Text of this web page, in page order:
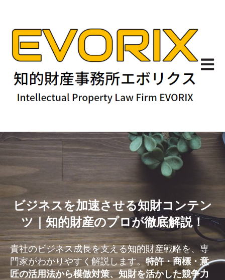
メイ
ビジネスを加速させる知財コンテン
ツ｜知的財産のプロが徹底解説！
貴社のビジネス成長を支える知的財産戦略を、専
門家がわかりやすく解説します。特許・商標・意
匠の活用法から模倣対策、知財を活かした競争力